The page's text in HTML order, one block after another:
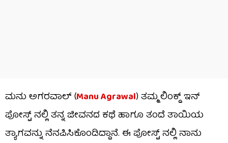
ಮನು ಅಗರವಾಲ್ (Manu Agrawal) ತಮ್ಮ ಲಿಂಕ್ಡ್ ಇನ್
ಪೋಸ್ಟ್ ನಲ್ಲಿ ತನ್ನ ಜೀವನದ ಕಥೆ ಹಾಗೂ ತಂದೆ ತಾಯಿಯ
ತ್ಯಾಗವನ್ನು ನೆನಪಿಸಿಕೊಂಡಿದ್ದಾನೆ. ಈ ಪೋಸ್ಟ್ ನಲ್ಲಿ ನಾನು